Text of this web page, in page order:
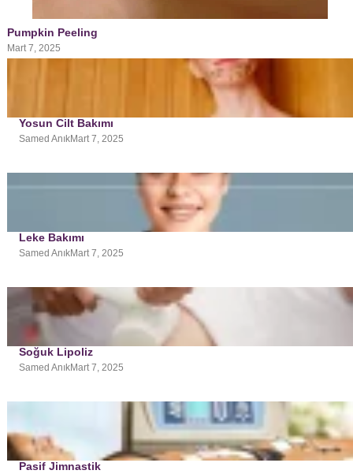
Pumpkin Peeling
Mart 7, 2025
Yosun Cilt Bakımı
Samed AnıkMart 7, 2025
Leke Bakımı
Samed AnıkMart 7, 2025
Soğuk Lipoliz
Samed AnıkMart 7, 2025
Pasif Jimnastik